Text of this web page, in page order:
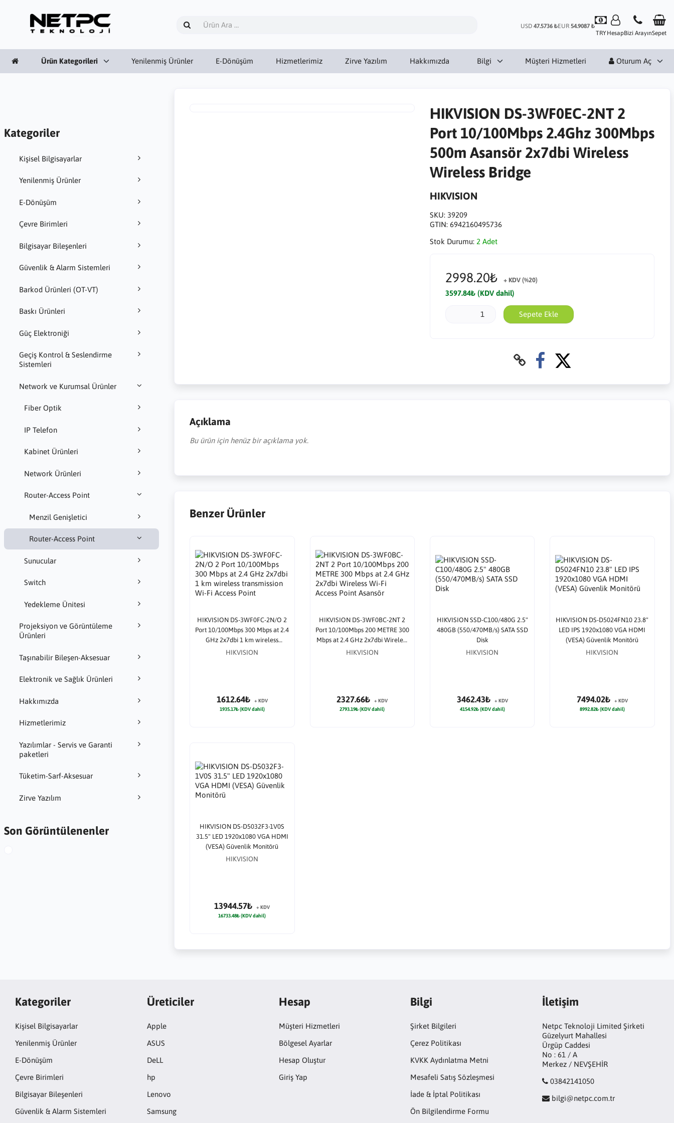
USD 47.5736 ₺EUR 54.9087 ₺
TRYHesapBizi ArayınSepet
Ürün Kategorileri Yenilenmiş Ürünler E-Dönüşüm Hizmetlerimiz Zirve Yazılım Hakkımızda Bilgi Müşteri Hizmetleri Oturum Aç
Kategoriler
Kişisel Bilgisayarlar
Yenilenmiş Ürünler
E-Dönüşüm
Çevre Birimleri
Bilgisayar Bileşenleri
Güvenlik & Alarm Sistemleri
Barkod Ürünleri (OT-VT)
Baskı Ürünleri
Güç Elektroniği
Geçiş Kontrol & Seslendirme
Sistemleri
Network ve Kurumsal Ürünler
Fiber Optik
IP Telefon
Kabinet Ürünleri
Network Ürünleri
Router-Access Point
Menzil Genişletici
Router-Access Point
Sunucular
Switch
Yedekleme Ünitesi
Projeksiyon ve Görüntüleme
Ürünleri
Taşınabilir Bileşen-Aksesuar
Elektronik ve Sağlık Ürünleri
Hakkımızda
Hizmetlerimiz
Yazılımlar - Servis ve Garanti
paketleri
Tüketim-Sarf-Aksesuar
Zirve Yazılım
Son Görüntülenenler
HIKVISION DS-3WF0EC-2NT 2
Port 10/100Mbps 2.4Ghz 300Mbps
500m Asansör 2x7dbi Wireless
Wireless Bridge
HIKVISION
SKU: 39209
GTIN: 6942160495736
Stok Durumu: 2 Adet
2998.20₺ + KDV (%20)
3597.84₺ (KDV dahil)
Sepete Ekle
Açıklama
Bu ürün için henüz bir açıklama yok.
Benzer Ürünler
HIKVISION DS-3WF0FC-2N/O 2
Port 10/100Mbps 300 Mbps at 2.4
GHz 2x7dbi 1 km wireless
transmission Wi-Fi Access Point
HIKVISION
1612.64₺
+ KDV
1935.17₺ (KDV dahil)
HIKVISION DS-3WF0BC-2NT 2
Port 10/100Mbps 200 METRE 300
Mbps at 2.4 GHz 2x7dbi Wireless
Wi-Fi Access Point Asansör
HIKVISION
2327.66₺
+ KDV
2793.19₺ (KDV dahil)
HIKVISION SSD-C100/480G 2.5"
480GB (550/470MB/s) SATA SSD
Disk
HIKVISION
3462.43₺
+ KDV
4154.92₺ (KDV dahil)
HIKVISION DS-D5024FN10 23.8"
LED IPS 1920x1080 VGA HDMI
(VESA) Güvenlik Monitörü
HIKVISION
7494.02₺
+ KDV
8992.82₺ (KDV dahil)
HIKVISION DS-D5032F3-1V0S
31.5" LED 1920x1080 VGA HDMI
(VESA) Güvenlik Monitörü
HIKVISION
13944.57₺
+ KDV
16733.48₺ (KDV dahil)
Kategoriler
Kişisel Bilgisayarlar
Yenilenmiş Ürünler
E-Dönüşüm
Çevre Birimleri
Bilgisayar Bileşenleri
Güvenlik & Alarm Sistemleri
Üreticiler
Apple
ASUS
DeLL
hp
Lenovo
Samsung
Hesap
Müşteri Hizmetleri
Bölgesel Ayarlar
Hesap Oluştur
Giriş Yap
Bilgi
Şirket Bilgileri
Çerez Politikası
KVKK Aydınlatma Metni
Mesafeli Satış Sözleşmesi
İade & İptal Politikası
Ön Bilgilendirme Formu
İletişim
Netpc Teknoloji Limited Şirketi
Güzelyurt Mahallesi
Ürgüp Caddesi
No : 61 / A
Merkez / NEVŞEHİR
03842141050
bilgi@netpc.com.tr